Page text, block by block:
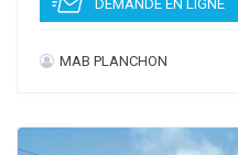
BEC IMMOBILIER